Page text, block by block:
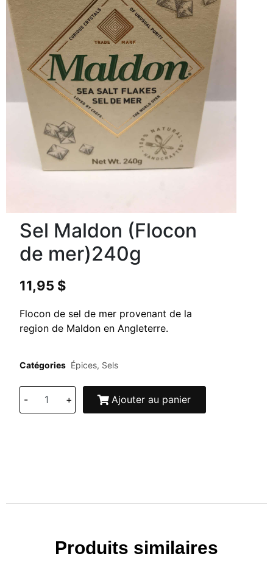
Sel Maldon (Flocon
de mer)240g
11,95 $
Flocon de sel de mer provenant de la
region de Maldon en Angleterre.
Catégories Épices, Sels
- + Ajouter au panier
Produits similaires